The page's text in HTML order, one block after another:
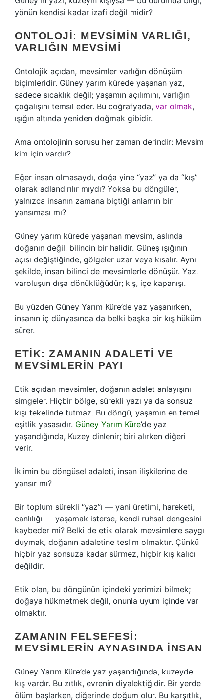
yönün kendisi kadar izafi değil midir?
ONTOLOJI: MEVSIMIN VARLIĞI,
VARLIĞIN MEVSIMI
Ontolojik açıdan, mevsimler varlığın dönüşüm
biçimleridir. Güney yarım kürede yaşanan yaz,
sadece sıcaklık değil; yaşamın açılımını, varlığın
çoğalışını temsil eder. Bu coğrafyada, var olmak,
ışığın altında yeniden doğmak gibidir.
Ama ontolojinin sorusu her zaman derindir: Mevsim
kim için vardır?
Eğer insan olmasaydı, doğa yine “yaz” ya da “kış”
olarak adlandırılır mıydı? Yoksa bu döngüler,
yalnızca insanın zamana biçtiği anlamın bir
yansıması mı?
Güney yarım kürede yaşanan mevsim, aslında
doğanın değil, bilincin bir halidir. Güneş ışığının
açısı değiştiğinde, gölgeler uzar veya kısalır. Aynı
şekilde, insan bilinci de mevsimlerle dönüşür. Yaz,
varoluşun dışa dönüklüğüdür; kış, içe kapanışı.
Bu yüzden Güney Yarım Küre’de yaz yaşanırken,
insanın iç dünyasında da belki başka bir kış hüküm
sürer.
ETIK: ZAMANIN ADALETI VE
MEVSIMLERIN PAYI
Etik açıdan mevsimler, doğanın adalet anlayışını
simgeler. Hiçbir bölge, sürekli yazı ya da sonsuz
kışı tekelinde tutmaz. Bu döngü, yaşamın en temel
eşitlik yasasıdır. Güney Yarım Küre’de yaz
yaşandığında, Kuzey dinlenir; biri alırken diğeri
verir.
İklimin bu döngüsel adaleti, insan ilişkilerine de
yansır mı?
Bir toplum sürekli “yaz”ı — yani üretimi, hareketi,
canlılığı — yaşamak isterse, kendi ruhsal dengesini
kaybeder mi? Belki de etik olarak mevsimlere saygı
duymak, doğanın adaletine teslim olmaktır. Çünkü
hiçbir yaz sonsuza kadar sürmez, hiçbir kış kalıcı
değildir.
Etik olan, bu döngünün içindeki yerimizi bilmek;
doğaya hükmetmek değil, onunla uyum içinde var
olmaktır.
ZAMANIN FELSEFESI:
MEVSIMLERIN AYNASINDA İNSAN
Güney Yarım Küre’de yaz yaşandığında, kuzeyde
kış vardır. Bu zıtlık, evrenin diyalektiğidir. Bir yerde
ölüm başlarken, diğerinde doğum olur. Bu karşıtlık,